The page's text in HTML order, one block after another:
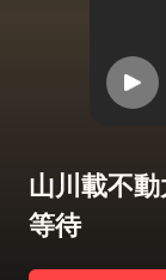
山川載不
等待